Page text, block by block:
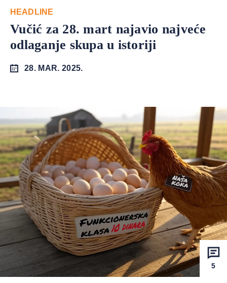
HEADLINE
Vučić za 28. mart najavio najveće
odlaganje skupa u istoriji
28. MAR. 2025.
5